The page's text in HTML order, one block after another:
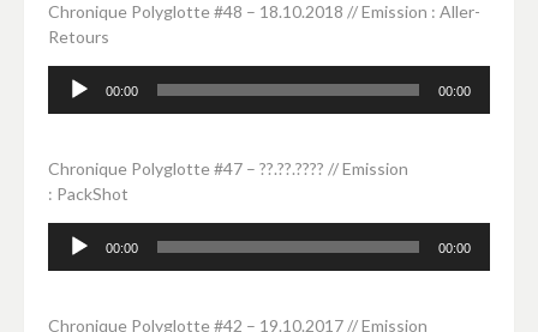
Chronique Polyglotte #48 – 18.10.2018 // Emission : Aller-
Retours
Lecteur
audio
00:00 00:00
Chronique Polyglotte #47 – ??.??.???? // Emission
: PackShot
Lecteur
audio
00:00 00:00
Chronique Polyglotte #42 – 19.10.2017 // Emission